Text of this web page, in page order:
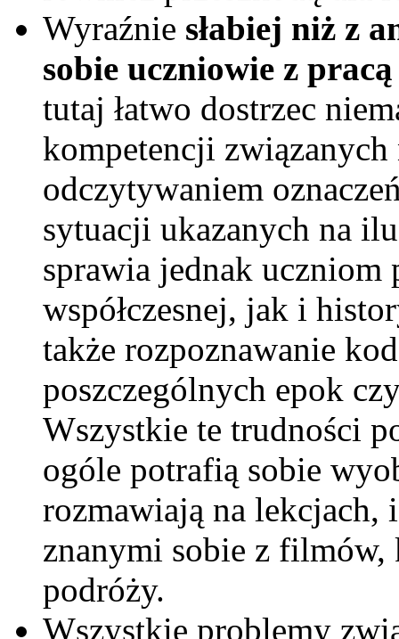
Wyraźnie słabiej niż z
sobie uczniowie z
tutaj łatwo dostrzec
kompetencji
odczytywaniem
sytuacji ukazanych na
sprawia jednak uczniom
współczesnej, jak i
także rozpoznawanie
poszczególnych epok
Wszystkie te trudności
ogóle potrafią sobie
rozmawiają na lekcjach,
znanymi sobie z filmów,
podróży.
Wszystkie problemy